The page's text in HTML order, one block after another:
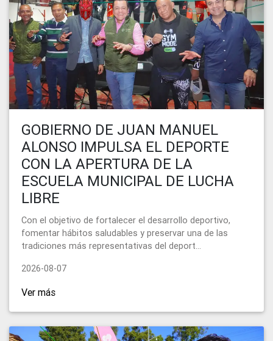
GOBIERNO DE JUAN MANUEL
ALONSO IMPULSA EL DEPORTE
CON LA APERTURA DE LA
ESCUELA MUNICIPAL DE LUCHA
LIBRE
Con el objetivo de fortalecer el desarrollo deportivo,
fomentar hábitos saludables y preservar una de las
tradiciones más representativas del deport...
2026-08-07
Ver más